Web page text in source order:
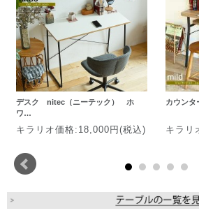
デスク nitec（ニーテック） ホ
ワ…
キラリオ価格:18,000円(税込)
カウン
キラリ